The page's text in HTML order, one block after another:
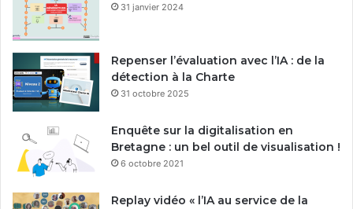
31 janvier 2024
Repenser l’évaluation avec l’IA : de la
détection à la Charte
31 octobre 2025
Enquête sur la digitalisation en
Bretagne : un bel outil de visualisation !
6 octobre 2021
Replay vidéo « l’IA au service de la